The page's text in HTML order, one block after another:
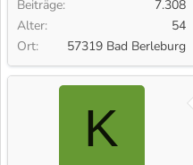
Beiträge
7.308
Alter
54
Ort
57319 Bad Berleburg
K